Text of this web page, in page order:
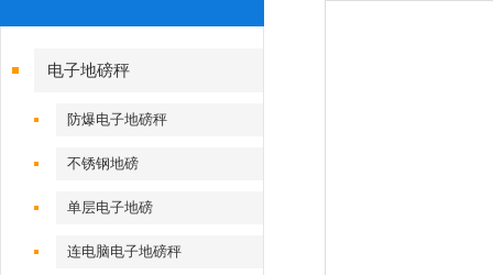
电子地磅秤
防爆电子地磅秤
不锈钢地磅
单层电子地磅
连电脑电子地磅秤